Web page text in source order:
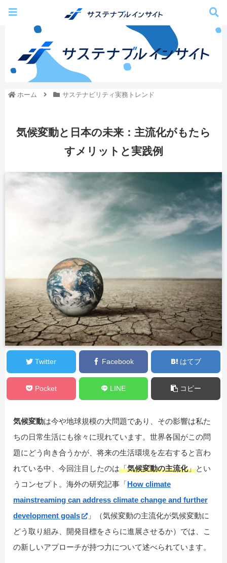
ホーム サステナビリティ実務トレンド
気候変動と日本の未来：主流化がもたら
すメリットと実践例
Twitter Facebook はてブ
Pocket LINE コピー
気候変動は今や地球規模の大問題であり、その影響は私た
ちの日常生活にも徐々に現れています。世界各国がこの問
題にどう向き合うかが、将来の生活環境を左右すると言わ
れている中、今回注目したのは「気候変動の主流化」とい
うコンセプト。海外の研究記事「How climate
mainstreaming can address climate change and further
development goals
」（気候変動の主流化が気候変動に
どう取り組み、開発目標をさらに進展させるか）では、こ
の新しいアプローチが持つ力について述べられています。